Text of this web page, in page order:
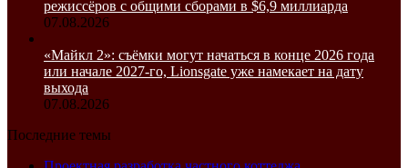
режиссёров с общими сборами в $6,9 миллиарда
07.08.2026
«Майкл 2»: съёмки могут начаться в конце 2026 года
или начале 2027-го, Lionsgate уже намекает на дату
выхода
07.08.2026
Последние темы